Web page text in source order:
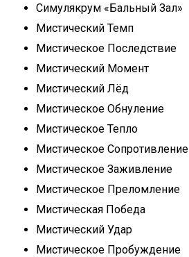
Симулякрум «Бальный Зал»
Мистический Темп
Мистическое Последствие
Мистический Момент
Мистический Лёд
Мистическое Обнуление
Мистическое Тепло
Мистическое Сопротивление
Мистическое Заживление
Мистическое Преломление
Мистическая Победа
Мистический Удар
Мистическое Пробуждение